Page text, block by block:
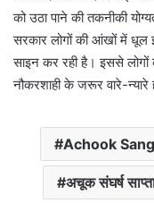
को उठा पाने की तकनीकी
सरकार लोगों की आंखों में धूल
साइन कर रही है। इससे लोगों
नौकरशाही के जरूर वारे-न्यारे
Achook
अचूक संघर्ष